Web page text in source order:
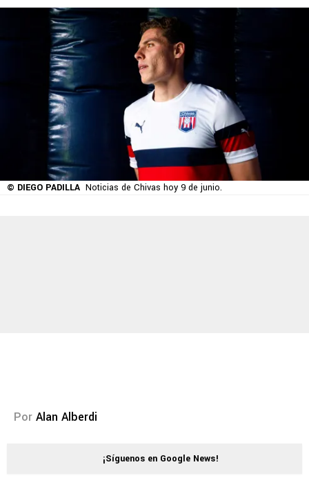
© DIEGO PADILLA Noticias de Chivas hoy 9 de junio.
Por Alan Alberdi
¡Síguenos en Google News!